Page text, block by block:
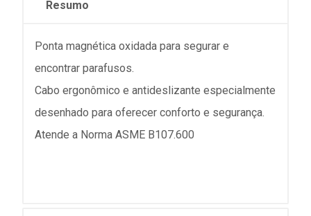
Resumo
Ponta magnética oxidada para segurar e
encontrar parafusos.
Cabo ergonômico e antideslizante especialmente
desenhado para oferecer conforto e segurança.
Atende a Norma ASME B107.600